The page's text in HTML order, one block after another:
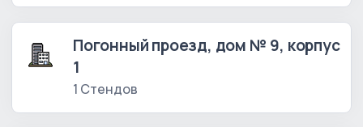
Погонный проезд, дом № 9, корпус
1
1 Стендов